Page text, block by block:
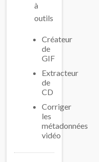
à
outils
Créateur
de
GIF
Extracteur
de
CD
Corriger
les
métadonnées
vidéo